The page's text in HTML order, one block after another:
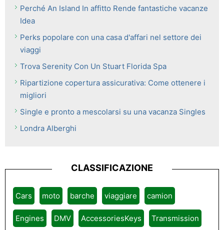
Perché An Island In affitto Rende fantastiche vacanze
Idea
Perks popolare con una casa d'affari nel settore dei
viaggi
Trova Serenity Con Un Stuart Florida Spa
Ripartizione copertura assicurativa: Come ottenere i
migliori
Single e pronto a mescolarsi su una vacanza Singles
Londra Alberghi
CLASSIFICAZIONE
Cars moto barche viaggiare camion
Engines DMV AccessoriesKeys Transmission